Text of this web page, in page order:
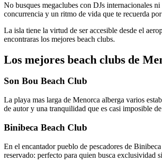
No busques megaclubes con DJs internacionales
concurrencia y un ritmo de vida que te recuerda
La isla tiene la virtud de ser accesible desde el
encontraras los mejores beach clubs.
Los mejores beach clubs de
Son Bou Beach Club
La playa mas larga de Menorca alberga varios
de autor y una tranquilidad que es casi imposible
Binibeca Beach Club
En el encantador pueblo de pescadores de
reservado: perfecto para quien busca exclusividad